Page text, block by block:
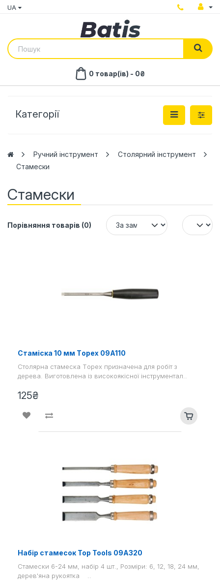
UA
0 товар(ів) - 0₴
Категорії
Ручний інструмент
Столярний інструмент
Стамески
Стамески
Порівняння товарів (0)
Cтаміска 10 мм Tоpex 09A110
Столярна стамеска Tоpex призначена для робіт з
дерева. Виготовлена ​​із високоякісної інструментал..
125₴
Набір стамесок Top Tools 09A320
Стамески 6-24 мм, набір 4 шт., Розміри: 6, 12, 18, 24 мм,
дерев'яна рукоятка ..